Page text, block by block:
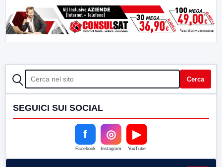
CERCA Cerca
SEGUICI SUI SOCIAL
f
Facebook
◎
Instagram
▶
YouTube